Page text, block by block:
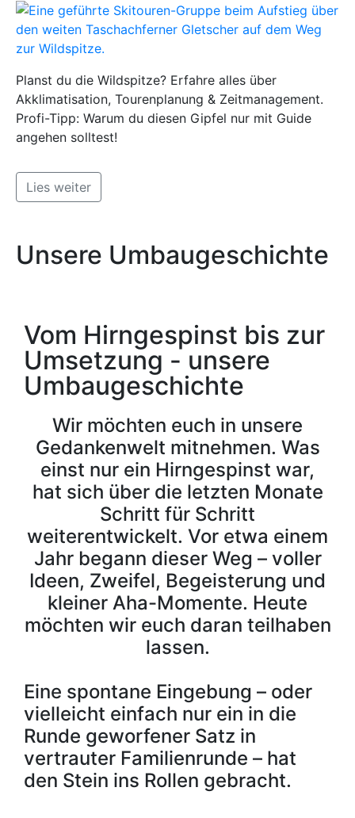
Planst du die Wildspitze? Erfahre alles über
Akklimatisation, Tourenplanung & Zeitmanagement.
Profi-Tipp: Warum du diesen Gipfel nur mit Guide
angehen solltest!
Lies weiter
Unsere Umbaugeschichte
Vom Hirngespinst bis zur
Umsetzung - unsere
Umbaugeschichte
Wir möchten euch in unsere
Gedankenwelt mitnehmen. Was
einst nur ein Hirngespinst war,
hat sich über die letzten Monate
Schritt für Schritt
weiterentwickelt. Vor etwa einem
Jahr begann dieser Weg – voller
Ideen, Zweifel, Begeisterung und
kleiner Aha-Momente. Heute
möchten wir euch daran teilhaben
lassen.
Eine spontane Eingebung – oder
vielleicht einfach nur ein in die
Runde geworfener Satz in
vertrauter Familienrunde – hat
den Stein ins Rollen gebracht.